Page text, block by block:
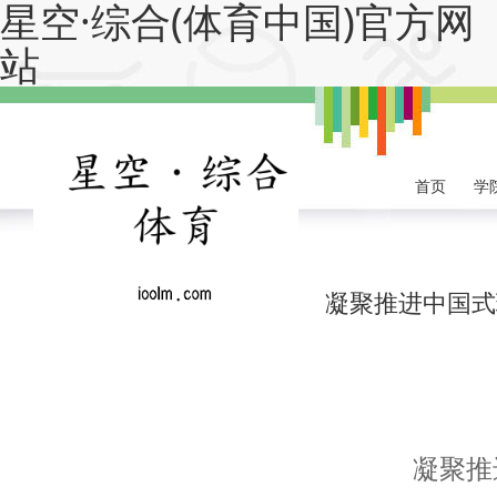
星空·综合(体育中国)官方网
站
首页 学
凝聚推进中国
凝聚推